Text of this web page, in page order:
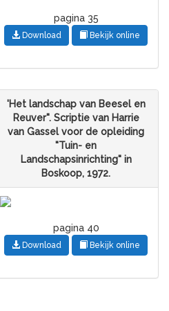
pagina 35
Download Bekijk online
'Het landschap van Beesel en
Reuver". Scriptie van Harrie
van Gassel voor de opleiding
"Tuin- en
Landschapsinrichting" in
Boskoop, 1972.
pagina 40
Download Bekijk online